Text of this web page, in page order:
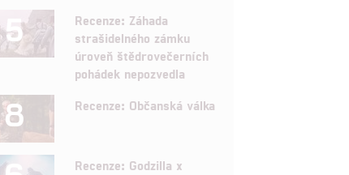
5
Recenze: Záhada
strašidelného zámku
úroveň štědrovečerních
pohádek nepozvedla
8 Recenze: Občanská válka
Recenze: Godzilla x